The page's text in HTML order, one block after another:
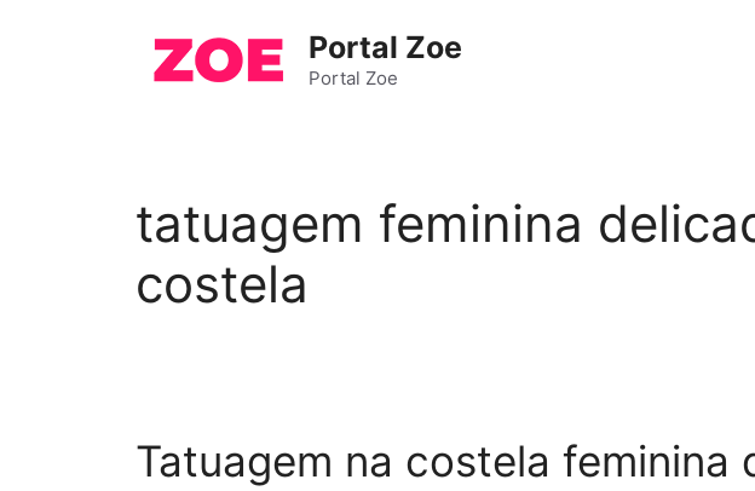
Portal Zoe
Portal Zoe
tatuagem feminina
costela
Tatuagem na costela feminina